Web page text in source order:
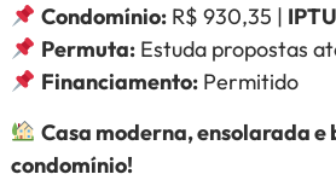
Condomínio:R$ 930,35 |
Permuta:Estuda propostas
Financiamento:Permitido
Casa moderna, ensolarada e
condomínio!